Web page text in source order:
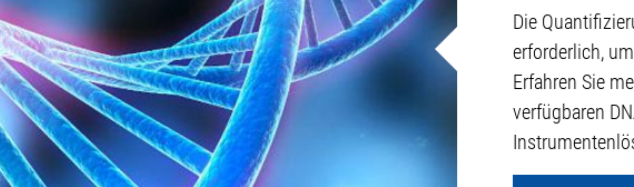
Die
erforderlich,
Erfahren Sie
verfügbaren